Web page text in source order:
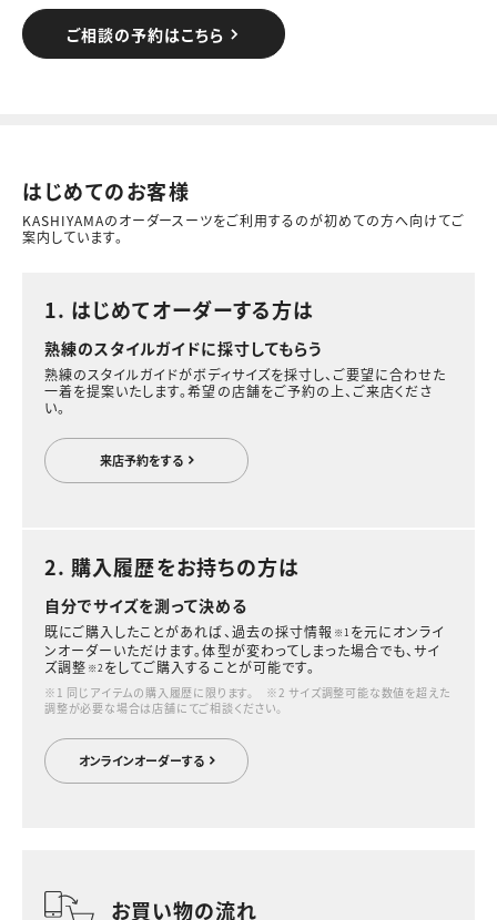
ご相談の予約はこちら
はじめてのお客様
KASHIYAMAのオーダースーツをご利用するのが初めての方へ向けてご
案内しています。
1. はじめてオーダーする方は
熟練のスタイルガイドに採寸してもらう
熟練のスタイルガイドがボディサイズを採寸し、ご要望に合わせた
一着を提案いたします。希望の店舗をご予約の上、ご来店くださ
い。
来店予約をする
2. 購入履歴をお持ちの方は
自分でサイズを測って決める
既にご購入したことがあれば、過去の採寸情報 ※1 を元にオンライ
ンオーダーいただけます。体型が変わってしまった場合でも、サイ
ズ調整 ※2 をしてご購入することが可能です。
※1 同じアイテムの購入履歴に限ります。 ※2 サイズ調整可能な数値を超えた
調整が必要な場合は店舗にてご相談ください。
オンラインオーダーする
お買い物の流れ